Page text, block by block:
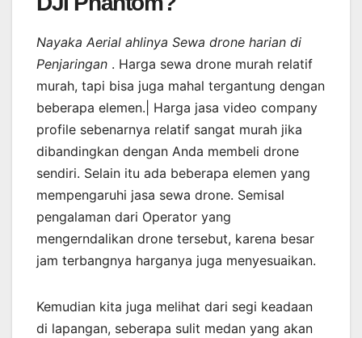
Nayaka Aerial ahlinya Sewa drone harian di
Penjaringan . Harga sewa drone murah relatif
murah, tapi bisa juga mahal tergantung dengan
beberapa elemen.| Harga jasa video company
profile sebenarnya relatif sangat murah jika
dibandingkan dengan Anda membeli drone
sendiri. Selain itu ada beberapa elemen yang
mempengaruhi jasa sewa drone. Semisal
pengalaman dari Operator yang
mengerndalikan drone tersebut, karena besar
jam terbangnya harganya juga menyesuaikan.
Kemudian kita juga melihat dari segi keadaan
di lapangan, seberapa sulit medan yang akan